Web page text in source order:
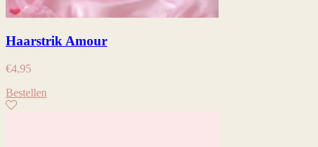
Haarstrik Amour
€4,95
Bestellen